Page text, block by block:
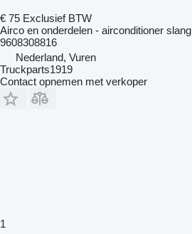
€ 75 Exclusief BTW
Airco en onderdelen - airconditioner slang
9608308816
Nederland, Vuren
Truckparts1919
Contact opnemen met verkoper
1